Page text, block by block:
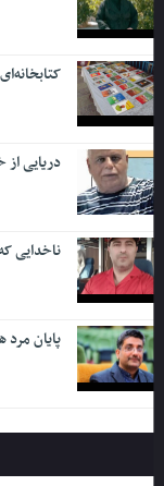
دریایی از
ناخدایی که ۵ هزار نفر را نجات داد
پایان مرد